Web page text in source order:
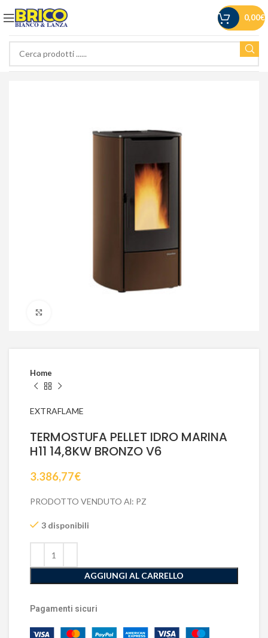
0,00€
Home
EXTRAFLAME
TERMOSTUFA PELLET IDRO MARINA
H11 14,8KW BRONZO V6
3.386,77€
PRODOTTO VENDUTO Al: PZ
3 disponibili
AGGIUNGI AL CARRELLO
Pagamenti sicuri